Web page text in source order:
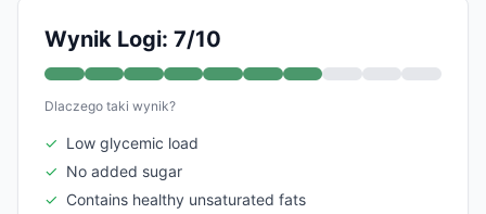
Wynik Logi: 7/10
Dlaczego taki wynik?
✓ Low glycemic load
✓ No added sugar
✓ Contains healthy unsaturated fats